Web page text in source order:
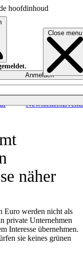
hoofdinhoud
Close menu
NewslettersEvents
Anmelden
näher
Euro werden nicht als
private Unternehmen
Interesse übernehmen.
sie keines grünen